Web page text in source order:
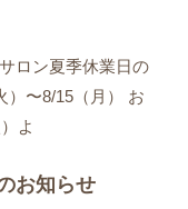
ロン夏季休業日の
〜8/15（月） お
よ
お知らせ